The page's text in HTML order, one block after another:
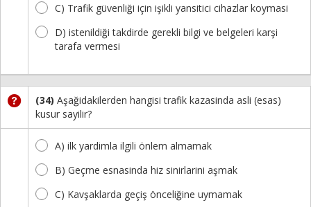
C) Trafik güvenliği için işikli yansitici cihazlar koymasi
D) istenildiği takdirde gerekli bilgi ve belgeleri karşi
tarafa vermesi
(34) Aşağidakilerden hangisi trafik kazasinda asli (esas)
kusur sayilir?
A) ilk yardimla ilgili önlem almamak
B) Geçme esnasinda hiz sinirlarini aşmak
C) Kavşaklarda geçiş önceliğine uymamak